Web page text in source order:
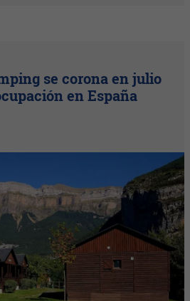
se corona en julio
en España